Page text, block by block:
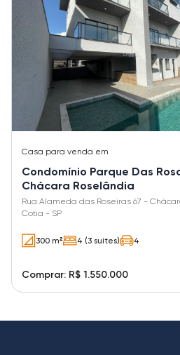
Casa para venda em
Condomínio Parque Das
Chácara Roselândia
Rua Alameda das Roseiras 67 -
Cotia - SP
300 m² 4 (3 suítes) 4
Comprar: R$ 1.550.000